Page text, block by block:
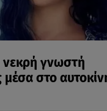
γνωστή
στο